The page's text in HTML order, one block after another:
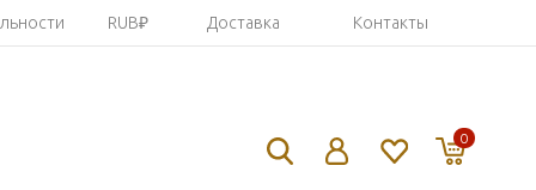
RUB₽ Доставка Контакты
0